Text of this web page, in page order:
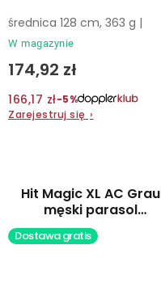
W magazynie
174,92 zł
166,17 zł−5%
Zarejestruj się ›
średnica 128 cm, 363 g |
Hit Magic XL AC Grau
męski parasol
automatyczny
Dostawa gratis